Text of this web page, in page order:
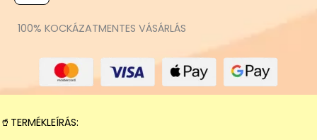
100% KOCKÁZATMENTES VÁSÁRLÁS
🥤TERMÉKLEÍRÁS: